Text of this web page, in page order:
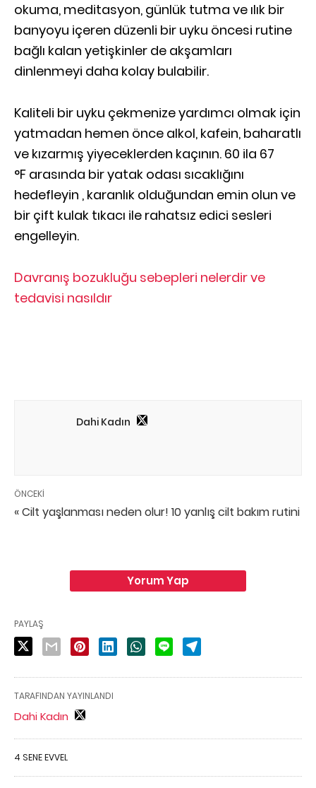
okuma, meditasyon, günlük tutma ve ılık bir
banyoyu içeren düzenli bir uyku öncesi rutine
bağlı kalan yetişkinler de akşamları
dinlenmeyi daha kolay bulabilir.
Kaliteli bir uyku çekmenize yardımcı olmak için
yatmadan hemen önce alkol, kafein, baharatlı
ve kızarmış yiyeceklerden kaçının. 60 ila 67
°F arasında bir yatak odası sıcaklığını
hedefleyin , karanlık olduğundan emin olun ve
bir çift kulak tıkacı ile rahatsız edici sesleri
engelleyin.
Davranış bozukluğu sebepleri nelerdir ve
tedavisi nasıldır
Dahi Kadın
ÖNCEKI
« Cilt yaşlanması neden olur! 10 yanlış cilt bakım rutini
Yorum Yap
PAYLAŞ
TARAFINDAN YAYINLANDI
Dahi Kadın
4 SENE EVVEL